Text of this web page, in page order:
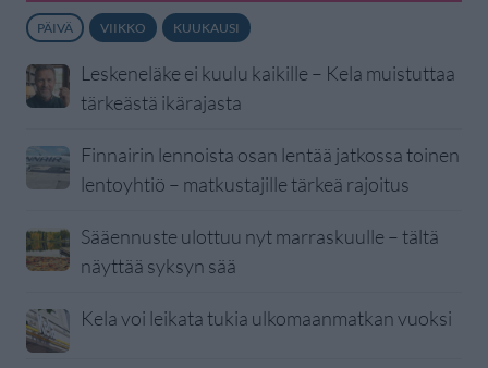
PÄIVÄ VIIKKO KUUKAUSI
Leskeneläke ei kuulu kaikille – Kela muistuttaa
tärkeästä ikärajasta
Finnairin lennoista osan lentää jatkossa toinen
lentoyhtiö – matkustajille tärkeä rajoitus
Sääennuste ulottuu nyt marraskuulle – tältä
näyttää syksyn sää
Kela voi leikata tukia ulkomaanmatkan vuoksi